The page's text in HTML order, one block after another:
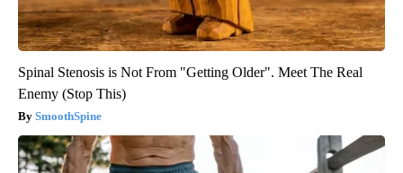
Spinal Stenosis is Not From "Getting Older". Meet The Real
Enemy (Stop This)
SmoothSpine